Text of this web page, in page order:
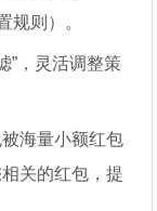
规则）。
”，灵活调整策
海量小额红包
关的红包，提